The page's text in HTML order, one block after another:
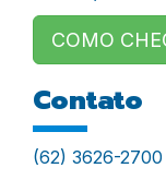
COMO
Contato
(62) 3626-2700